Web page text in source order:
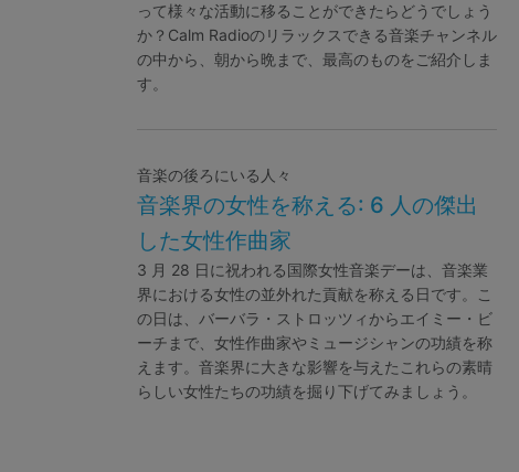
って様々な活動に移ることができたらどうでしょう
か？Calm Radioのリラックスできる音楽チャンネル
の中から、朝から晩まで、最高のものをご紹介しま
す。
音楽の後ろにいる人々
音楽界の女性を称える: 6 人の傑出
した女性作曲家
3 月 28 日に祝われる国際女性音楽デーは、音楽業
界における女性の並外れた貢献を称える日です。こ
の日は、バーバラ・ストロッツィからエイミー・ビ
ーチまで、女性作曲家やミュージシャンの功績を称
えます。音楽界に大きな影響を与えたこれらの素晴
らしい女性たちの功績を掘り下げてみましょう。